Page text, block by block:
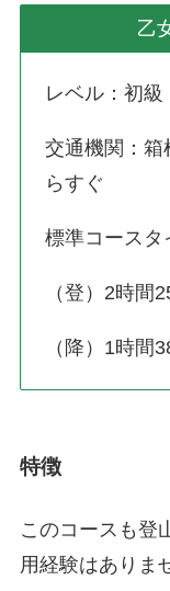
乙
レベル：初級
交通機関：箱
らすぐ
標準コースタ
（登）2時間
（降）1時間
特徴
このコースも登
用経験はありま